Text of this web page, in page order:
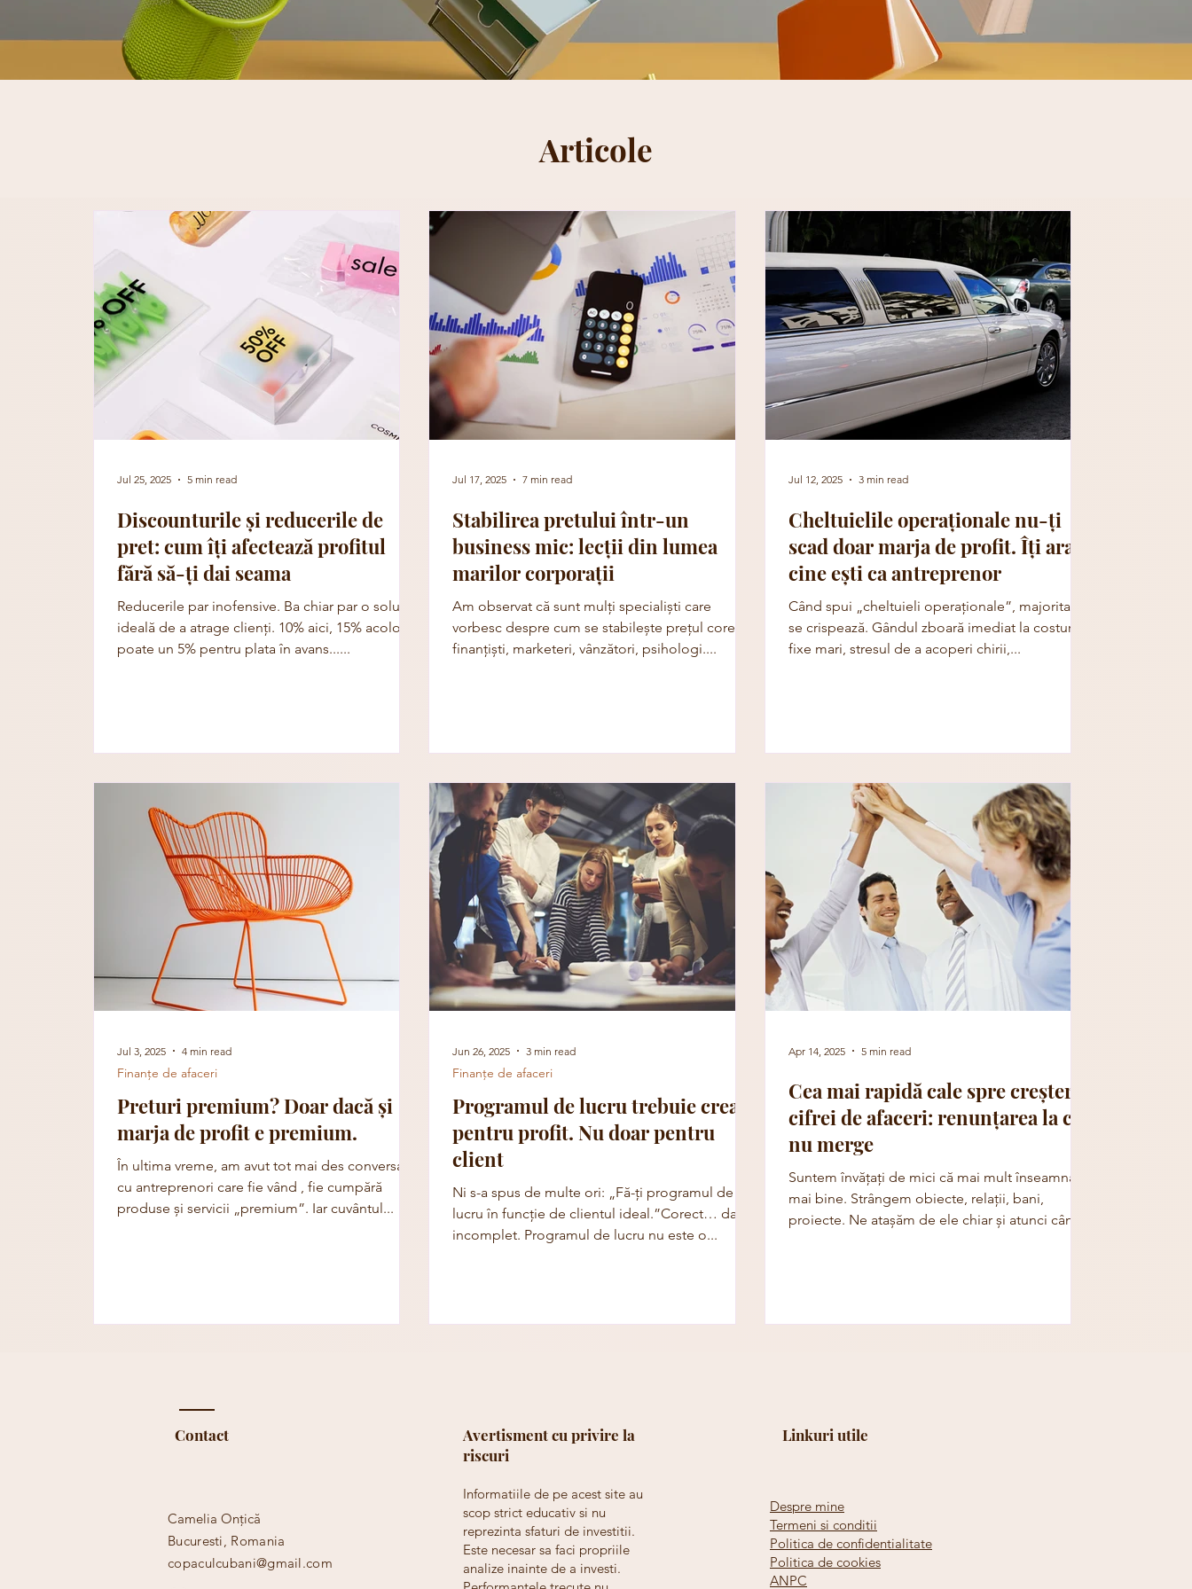
Articole
Discounturile și reducerile de
pret: cum îți afectează profitul
fără să-ți dai seama
Reducerile par inofensive. Ba chiar par o soluție
ideală de a atrage clienți. 10% aici, 15% acolo,
poate un 5% pentru plata în avans......
Jul 25, 2025 5 min read
Stabilirea pretului într-un
business mic: lecții din lumea
marilor corporații
Am observat că sunt mulți specialiști care
vorbesc despre cum se stabilește prețul corect:
finanțiști, marketeri, vânzători, psihologi....
Jul 17, 2025 7 min read
Cheltuielile operaționale nu-ți
scad doar marja de profit. Îți arată
cine ești ca antreprenor
Când spui „cheltuieli operaționale”, majoritatea
se crispează. Gândul zboară imediat la costuri
fixe mari, stresul de a acoperi chirii,...
Jul 12, 2025 3 min read
Preturi premium? Doar dacă și
marja de profit e premium.
În ultima vreme, am avut tot mai des conversații
cu antreprenori care fie vând , fie cumpără
produse și servicii „premium”. Iar cuvântul...
Finanțe de afaceri
Jul 3, 2025 4 min read
Programul de lucru trebuie creat
pentru profit. Nu doar pentru
client
Ni s-a spus de multe ori: „Fă-ți programul de
lucru în funcție de clientul ideal.”Corect… dar
incomplet. Programul de lucru nu este o...
Finanțe de afaceri
Jun 26, 2025 3 min read
Cea mai rapidă cale spre creșterea
cifrei de afaceri: renunțarea la ce
nu merge
Suntem învățați de mici că mai mult înseamnă
mai bine. Strângem obiecte, relații, bani,
proiecte. Ne atașăm de ele chiar și atunci când...
Apr 14, 2025 5 min read
Contact
Camelia Onțică
Bucuresti, Romania​​
copaculcubani@gmail.com
Avertisment cu privire la
riscuri
Informatiile de pe acest site au
scop strict educativ si nu
reprezinta sfaturi de investitii.
Este necesar sa faci propriile
analize inainte de a investi.
Linkuri utile
Despre mine
Termeni si conditii
Politica de confidentialitate
Politica de cookies
ANPC